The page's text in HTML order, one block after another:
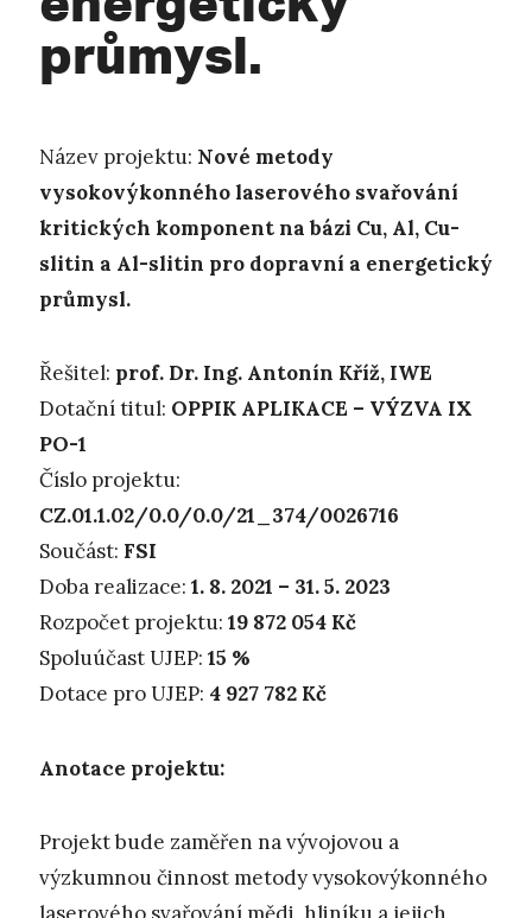
průmysl.
Název projektu: Nové metody
vysokovýkonného laserového svařování
kritických komponent na bázi Cu, Al, Cu-
slitin a Al-slitin pro dopravní a energetický
průmysl.
Řešitel: prof. Dr. Ing. Antonín Kříž, IWE
Dotační titul: OPPIK APLIKACE – VÝZVA IX
PO-1
Číslo pro­jek­tu:
CZ.01.1.02/0.0/0.0/21_374/0026716
Součást: FSI
Doba rea­li­za­ce: 1. 8. 2021 – 31. 5. 2023
Rozpočet projektu: 19 872 054 Kč
Spoluúčast UJEP: 15 %
Dotace pro UJEP: 4 927 782 Kč
Anotace projektu:
Projekt bude zaměřen na vývojovou a
výzkumnou činnost metody vysokovýkonného